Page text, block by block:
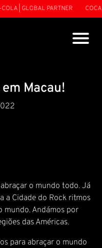
| GLOBAL PARTNER
Macau!
o mundo todo. Já
a Cidade do Rock ritmos
mundo. Andámos por
das Américas.
para abraçar o mundo